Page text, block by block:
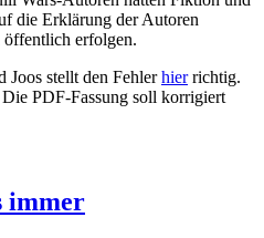
die Erklärung der Autoren
öffentlich erfolgen.
Joos stellt den Fehlerhierrichtig.
PDF-Fassung soll korrigiert
immer